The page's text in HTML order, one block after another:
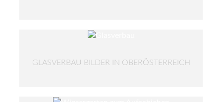
GLASVERBAU BILDER IN OBERÖSTERREICH